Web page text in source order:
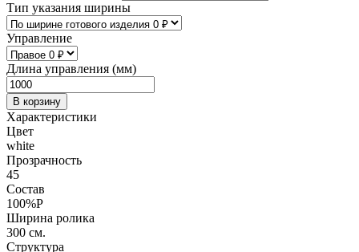
Тип указания ширины
Управление
Длина управления (мм)
В корзину
Характеристики
Цвет
white
Прозрачность
45
Состав
100%P
Ширина ролика
300 см.
Структура